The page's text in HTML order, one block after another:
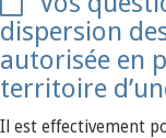
dispersion
autorisée en
territoire
Il est effectivement